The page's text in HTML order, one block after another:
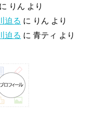
に りん より
迫る に りん より
迫る に 青ティ より